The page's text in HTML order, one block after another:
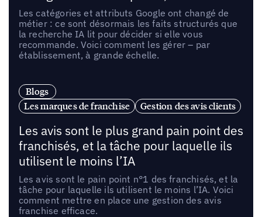
Les catégories et attributs Google ont changé de
métier : ce sont désormais les faits structurés que
la recherche IA lit pour décider si elle vous
recommande. Voici comment les gérer – par
établissement, à grande échelle.
Blogs
Les marques de franchise
Gestion des avis clients
Les avis sont le plus grand pain point des
franchisés, et la tâche pour laquelle ils
utilisent le moins l’IA
Les avis sont le pain point n°1 des franchisés, et la
tâche pour laquelle ils utilisent le moins l’IA. Voici
comment mettre en place une gestion des avis
franchise efficace.